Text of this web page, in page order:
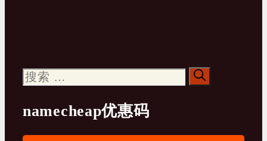
搜
namecheap优惠码